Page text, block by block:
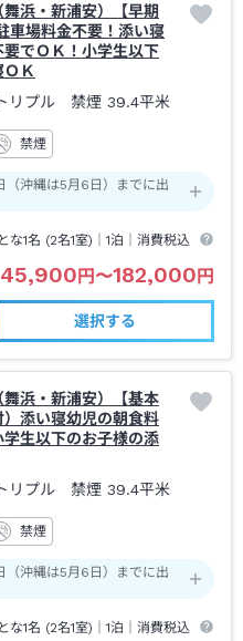
浜・新浦安）【早期
車場料金不要！添い寝
でＯＫ！小学生以下
Ｋ
リプル 禁煙 39.4平米
禁煙
沖縄は5月6日）までに出
な1名 (2名1室)｜1泊 ｜消費税込
45,900円〜182,000円
選択する
舞浜・新浦安）【基本
添い寝幼児の朝食料
生以下のお子様の添
リプル 禁煙 39.4平米
禁煙
沖縄は5月6日）までに出
な1名 (2名1室)｜1泊 ｜消費税込